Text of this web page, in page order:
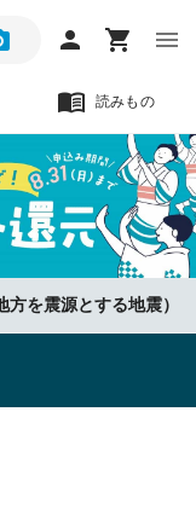
読みもの
を震源とする地震）